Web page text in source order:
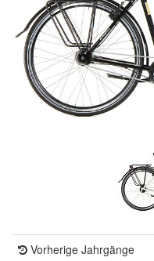
Vorherige Jahrgänge